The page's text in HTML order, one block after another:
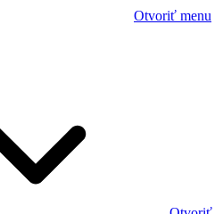
Otvoriť menu